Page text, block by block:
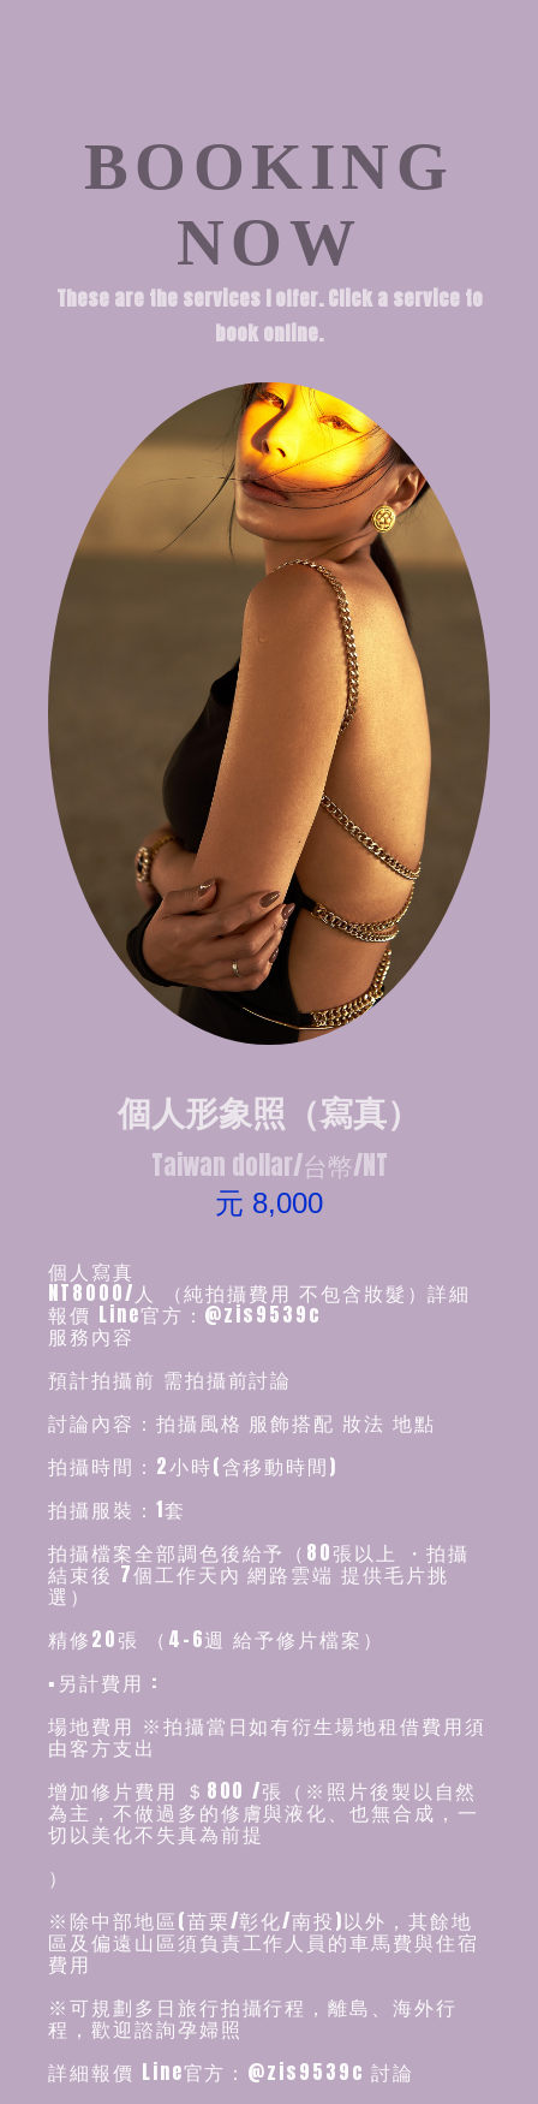
BOOKING
NOW
These are the services I offer. Click a service to
book online.
個人形象照（寫真）
Taiwan dollar/台幣/NT
元 8,000
個人寫真
NT8000/人 （純拍攝費用 不包含妝髮）詳細
報價 Line官方：@zis9539c
服務內容
預計拍攝前 需拍攝前討論
討論內容：拍攝風格 服飾搭配 妝法 地點
拍攝時間：2小時(含移動時間)
拍攝服裝：1套
拍攝檔案全部調色後給予（80張以上 ・拍攝
結束後 7個工作天內 網路雲端 提供毛片挑
選）
精修20張 （4-6週 給予修片檔案）
▪️另計費用 :
場地費用 ※拍攝當日如有衍生場地租借費用須
由客方支出
增加修片費用 ＄800 /張（※照片後製以自然
為主，不做過多的修膚與液化、也無合成，一
切以美化不失真為前提
）
※除中部地區(苗栗/彰化/南投)以外，其餘地
區及偏遠山區須負責工作人員的車馬費與住宿
費用
※可規劃多日旅行拍攝行程，離島、海外行
程，歡迎諮詢孕婦照
詳細報價 Line官方：@zis9539c 討論